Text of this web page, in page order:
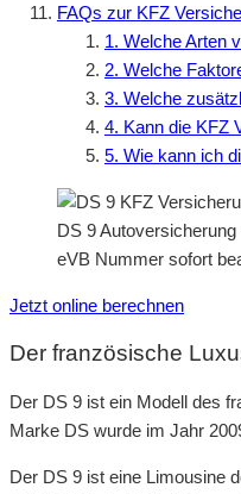
FAQs zur KFZ
1. Welche Arten
2. Welche
3. Welche
4. Kann die KFZ
5. Wie kann ich
DS 9
eVB Nummer sofort
Jetzt online berechnen
Der französische
Der DS 9 ist ein Modell des
Marke DS wurde im Jahr
Der DS 9 ist eine Limousine